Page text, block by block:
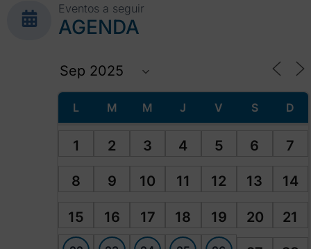
Eventos a seguir
AGENDA
L M M J V S D
1 2 3 4 5 6 7
8 9 10 11 12 13 14
15 16 17 18 19 20 21